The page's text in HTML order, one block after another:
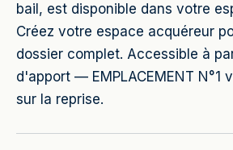
bail, est disponible dans votre
Créez votre espace acquéreur
dossier complet. Accessible à
d'apport — EMPLACEMENT N°1
sur la reprise.